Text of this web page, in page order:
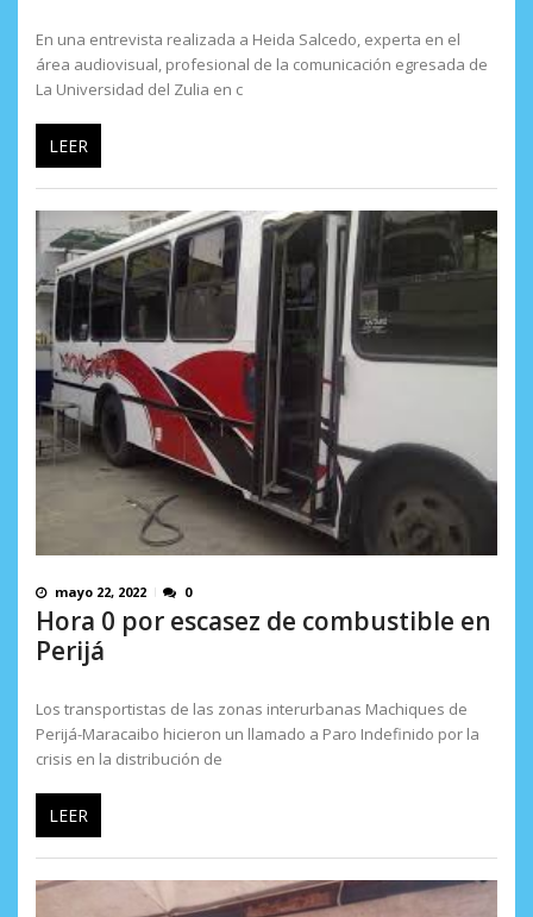
En una entrevista realizada a Heida Salcedo, experta en el
área audiovisual, profesional de la comunicación egresada de
La Universidad del Zulia en c
LEER
mayo 22, 2022 0
Hora 0 por escasez de combustible en
Perijá
Los transportistas de las zonas interurbanas Machiques de
Perijá-Maracaibo hicieron un llamado a Paro Indefinido por la
crisis en la distribución de
LEER